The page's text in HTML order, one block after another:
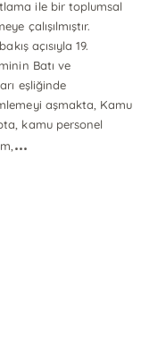
ile bir toplumsal
çalışılmıştır.
açısıyla 19.
Batı ve
eşliğinde
aşmakta, Kamu
kamu personel
...